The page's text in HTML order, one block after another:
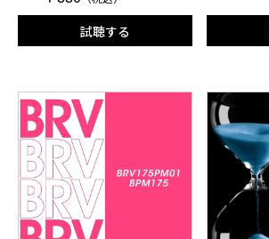
試聴する